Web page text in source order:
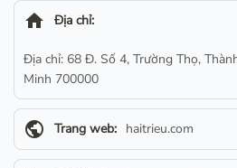
home Địa chỉ:
Địa chỉ: 68 Đ. Số 4, Trường Thọ,
Minh 700000
public Trang web: haitrieu.com